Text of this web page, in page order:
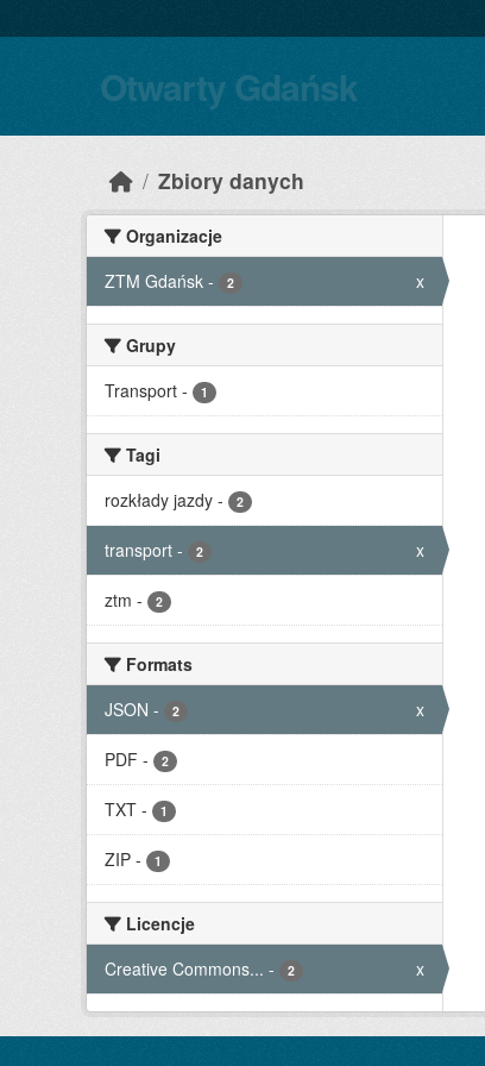
Otwarty Gdańsk
Zbiory danych
Organizacje
ZTM Gdańsk - 2 x
Grupy
Transport - 1
Tagi
rozkłady jazdy - 2
transport - 2 x
ztm - 2
Formats
JSON - 2 x
PDF - 2
TXT - 1
ZIP - 1
Licencje
Creative Commons... - 2 x